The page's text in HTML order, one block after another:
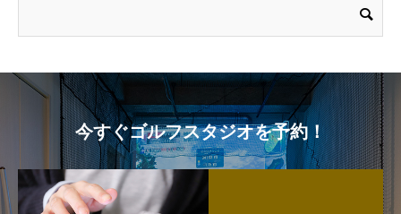
今すぐゴルフスタジオを予約！